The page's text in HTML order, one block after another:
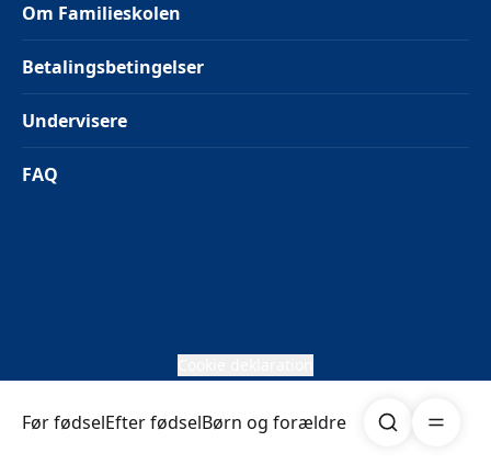
Før fødselEfter fødselBørn og forældre Søg
Om Familieskolen
Betalingsbetingelser
Undervisere
FAQ